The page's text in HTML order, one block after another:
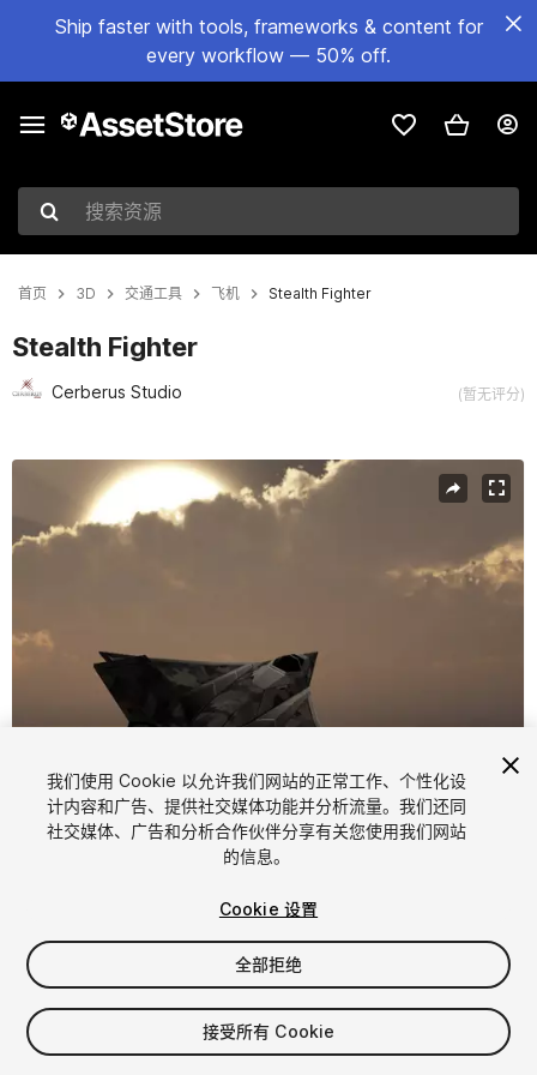
Ship faster with tools, frameworks & content for
every workflow — 50% off.
搜索资源
首页 3D 交通工具 飞机 Stealth Fighter
Stealth Fighter
Cerberus Studio (暂无评分)
当前幻灯片：1 / 5
1 /5
$5
我们使用 Cookie 以允许我们网站的正常工作、个性化设
计内容和广告、提供社交媒体功能并分析流量。我们还同
社交媒体、广告和分析合作伙伴分享有关您使用我们网站
的信息。
Cookie 设置
全部拒绝
接受所有 Cookie